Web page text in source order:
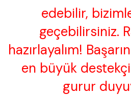
edebilir,
geçebilirsiniz.
hazırlayalım!
en büyük
gurur